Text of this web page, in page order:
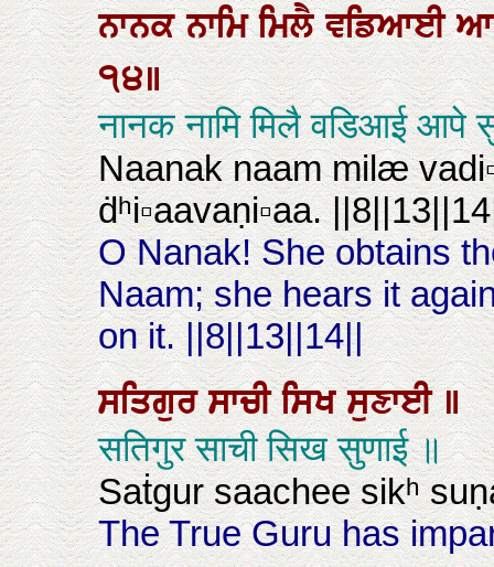
ਨਾਨਕਨਾਮਿਮਿਲੈਵਡਿਆਈ
੧੪॥
नानक नामि मिलै वडिआई
Naanak naam milæ
ḋʰi▫aavaṇi▫aa.
O Nanak! She obtains
Naam; she hears it
on it. ||8||13||14||
ਸਤਿਗੁਰਸਾਚੀਸਿਖਸੁਣਾਈ॥
सतिगुर साची सिख सुणाई ॥
Saṫgur saachee sikʰ
The True Guru has